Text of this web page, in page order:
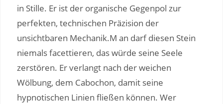
in Stille. Er ist der organische Gegenpol zur
perfekten, technischen Präzision der
unsichtbaren Mechanik.M an darf diesen Stein
niemals facettieren, das würde seine Seele
zerstören. Er verlangt nach der weichen
Wölbung, dem Cabochon, damit seine
hypnotischen Linien fließen können. Wer